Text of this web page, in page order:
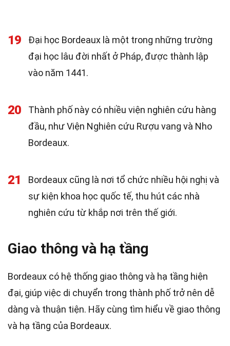
19
Đại học Bordeaux là một trong những trường
đại học lâu đời nhất ở Pháp, được thành lập
vào năm 1441.
20
Thành phố này có nhiều viện nghiên cứu hàng
đầu, như Viện Nghiên cứu Rượu vang và Nho
Bordeaux.
21
Bordeaux cũng là nơi tổ chức nhiều hội nghị và
sự kiện khoa học quốc tế, thu hút các nhà
nghiên cứu từ khắp nơi trên thế giới.
Giao thông và hạ tầng
Bordeaux có hệ thống giao thông và hạ tầng hiện
đại, giúp việc di chuyển trong thành phố trở nên dễ
dàng và thuận tiện. Hãy cùng tìm hiểu về giao thông
và hạ tầng của Bordeaux.